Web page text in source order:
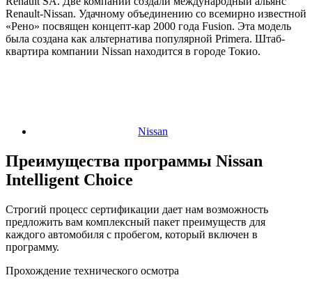
Renault-Nissan. Удачному объединению со всемирно известной
«Рено» посвящен концепт-кар 2000 года Fusion. Эта модель
была создана как альтернатива популярной Primera. Штаб-
квартира компании Nissan находится в городе Токио.
Nissan
Преимущества программы Nissan
Intelligent Choice
Строгий процесс сертификации дает нам возможность
предложить вам комплексный пакет преимуществ для
каждого автомобиля с пробегом, который включен в
программу.
Прохождение технического осмотра